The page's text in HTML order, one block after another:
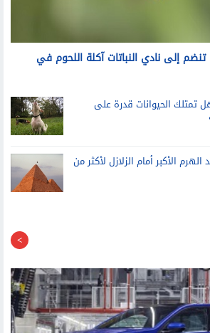
إلى نادي النباتات آكلة اللحوم في
تمتلك الحيوانات قدرة على